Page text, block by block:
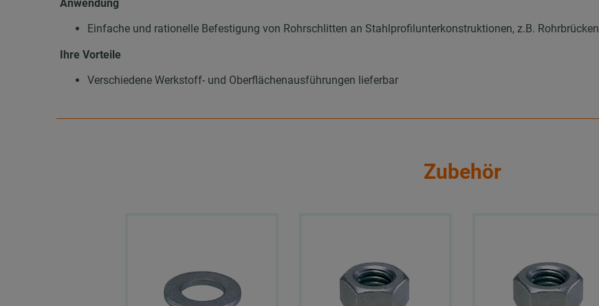
Anwendung
Einfache und rationelle Befestigung von Rohrschlitten an Stahlprofilunterkonstruktionen, z.B. Rohrbrücken
Ihre Vorteile
Verschiedene Werkstoff- und Oberflächenausführungen lieferbar
Zubehör